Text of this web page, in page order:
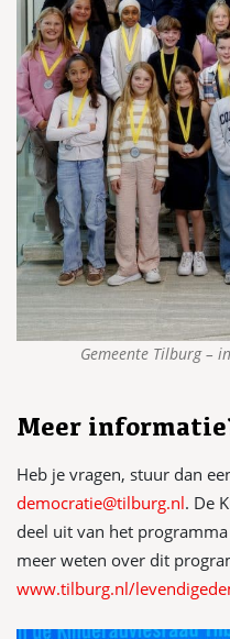
Gemeente Tilburg –
Meer
Heb je vragen, stuur dan
democratie@tilburg.nl. De
deel uit van het
meer weten over dit
www.tilburg.nl/